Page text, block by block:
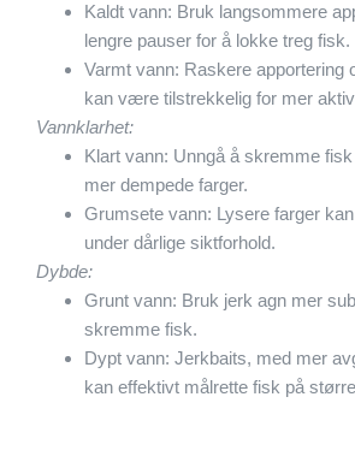
Kaldt vann: Bruk langsommere
lengre pauser for å lokke treg fisk.
Varmt vann: Raskere apportering
kan være tilstrekkelig for mer
Vannklarhet:
Klart vann: Unngå å skremme
mer dempede farger.
Grumsete vann: Lysere farger
under dårlige siktforhold.
Dybde:
Grunt vann: Bruk jerk agn mer
skremme fisk.
Dypt vann: Jerkbaits, med mer
kan effektivt målrette fisk på